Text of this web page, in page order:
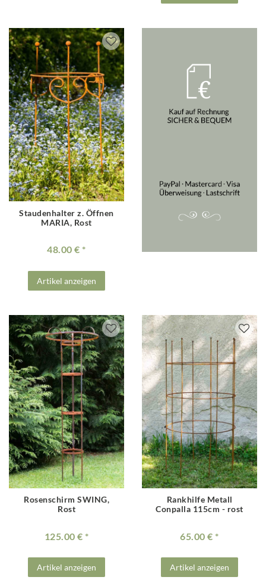
Staudenhalter z. Öffnen
MARIA, Rost
48.00 €
Artikel anzeigen
Rosenschirm SWING,
Rost
125.00 €
Artikel anzeigen
Rankhilfe Metall
Conpalla 115cm - rost
65.00 €
Artikel anzeigen